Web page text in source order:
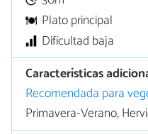
Plato principal
Dificultad baja
Características
Recomendada para
Primavera-Verano,